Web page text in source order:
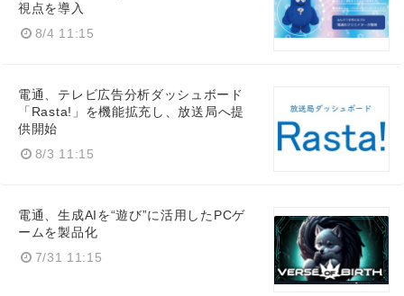
視点を導入
8/4 11:15
電通、テレビ広告分析ダッシュボード
「Rasta!」を機能拡充し、放送局へ提
供開始
8/3 11:15
電通、生成AIを“遊び”に活用したPCゲ
ームを製品化
7/31 11:15